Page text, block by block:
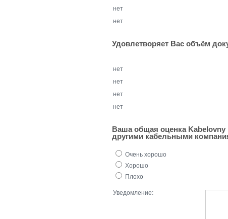
нет
нет
Удовлетворяет Вас объëм
нет
нет
нет
нет
Ваша общая оценка Kabelovny
другими кабельными
Очень хорошо
Хорошо
Плохо
Уведомление: